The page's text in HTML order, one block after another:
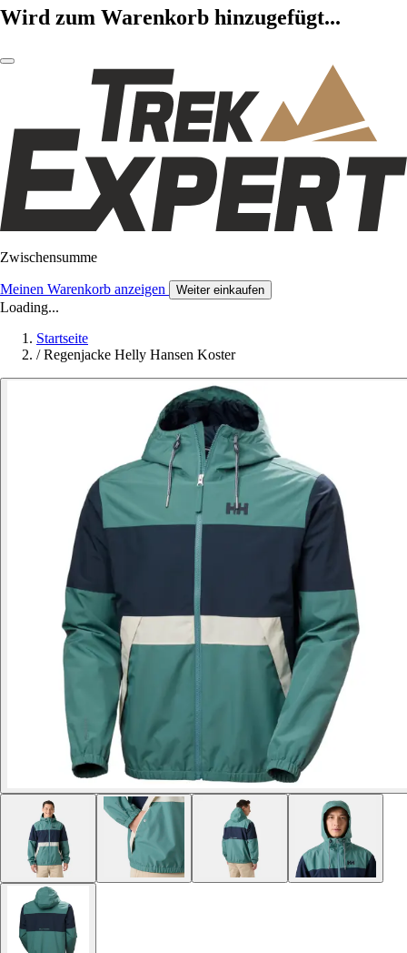
Wird zum Warenkorb hinzugefügt...
Zwischensumme
Meinen Warenkorb anzeigen Weiter einkaufen
Loading...
Startseite
/ Regenjacke Helly Hansen Koster